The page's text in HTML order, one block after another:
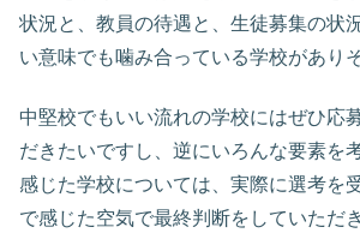
状況と、教員の待遇と、生徒募集の状
い意味でも噛み合っている学校があり
中堅校でもいい流れの学校にはぜひ応
だきたいですし、逆にいろんな要素を
感じた学校については、実際に選考を
で感じた空気で最終判断をしていただ